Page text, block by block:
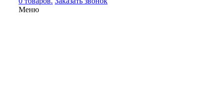
Меню